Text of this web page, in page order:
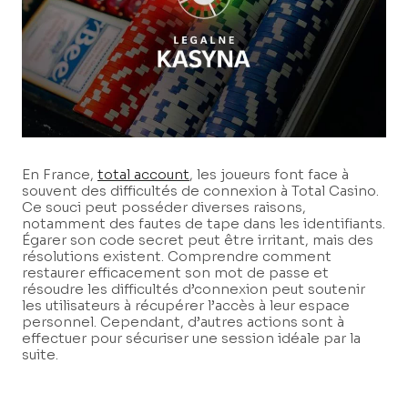
En France, total account, les joueurs font face à
souvent des difficultés de connexion à Total Casino.
Ce souci peut posséder diverses raisons,
notamment des fautes de tape dans les identifiants.
Égarer son code secret peut être irritant, mais des
résolutions existent. Comprendre comment
restaurer efficacement son mot de passe et
résoudre les difficultés d’connexion peut soutenir
les utilisateurs à récupérer l’accès à leur espace
personnel. Cependant, d’autres actions sont à
effectuer pour sécuriser une session idéale par la
suite.